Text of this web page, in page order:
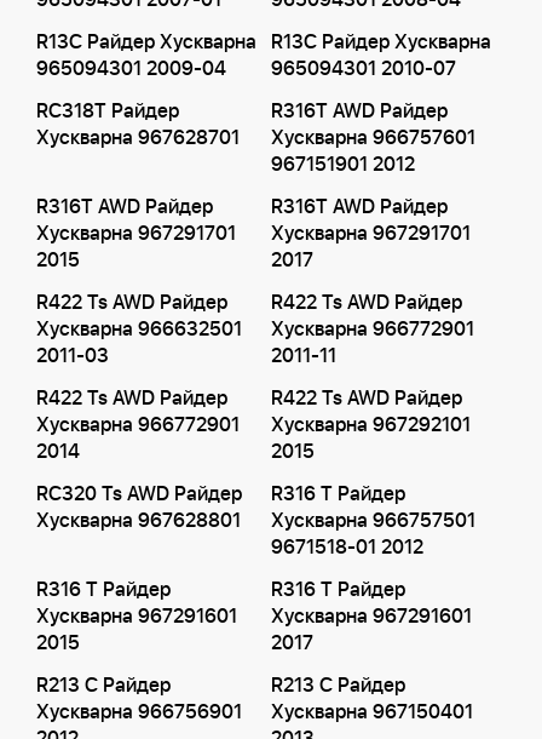
R13C Райдер Хускварна
965094301 2009-04
R13C Райдер Хускварна
965094301 2010-07
RC318T Райдер
Хускварна 967628701
R316T AWD Райдер
Хускварна 966757601
967151901 2012
R316T AWD Райдер
Хускварна 967291701
2015
R316T AWD Райдер
Хускварна 967291701
2017
R422 Ts AWD Райдер
Хускварна 966632501
2011-03
R422 Ts AWD Райдер
Хускварна 966772901
2011-11
R422 Ts AWD Райдер
Хускварна 966772901
2014
R422 Ts AWD Райдер
Хускварна 967292101
2015
RC320 Ts AWD Райдер
Хускварна 967628801
R316 T Райдер
Хускварна 966757501
9671518-01 2012
R316 T Райдер
Хускварна 967291601
2015
R316 T Райдер
Хускварна 967291601
2017
R213 C Райдер
Хускварна 966756901
R213 C Райдер
Хускварна 967150401